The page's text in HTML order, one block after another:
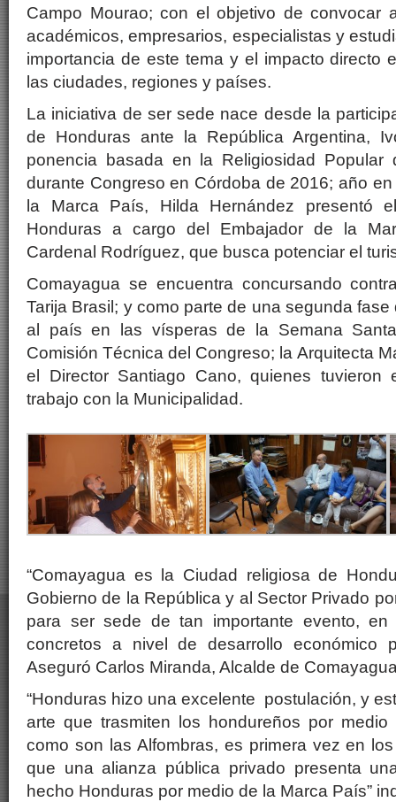
Campo Mourao; con el objetivo de convocar
académicos, empresarios, especialistas y
importancia de este tema y el impacto directo
las ciudades, regiones y países.
La iniciativa de ser sede nace desde la
de Honduras ante la República Argentina,
ponencia basada en la Religiosidad Popular
durante Congreso en Córdoba de 2016; año
la Marca País, Hilda Hernández presentó
Honduras a cargo del Embajador de la
Cardenal Rodríguez, que busca potenciar el
Comayagua se encuentra concursando
Tarija Brasil; y como parte de una segunda
al país en las vísperas de la Semana
Comisión Técnica del Congreso; la Arquitecta
el Director Santiago Cano, quienes tuvieron
trabajo con la Municipalidad.
“Comayagua es la Ciudad religiosa de
Gobierno de la República y al Sector Privado
para ser sede de tan importante evento, en
concretos a nivel de desarrollo económico
Aseguró Carlos Miranda, Alcalde de
“Honduras hizo una excelente postulación, y
arte que trasmiten los hondureños por
como son las Alfombras, es primera vez en
que una alianza pública privado presenta
hecho Honduras por medio de la Marca País”